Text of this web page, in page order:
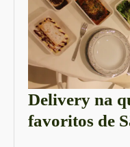
Delivery na
favoritos de